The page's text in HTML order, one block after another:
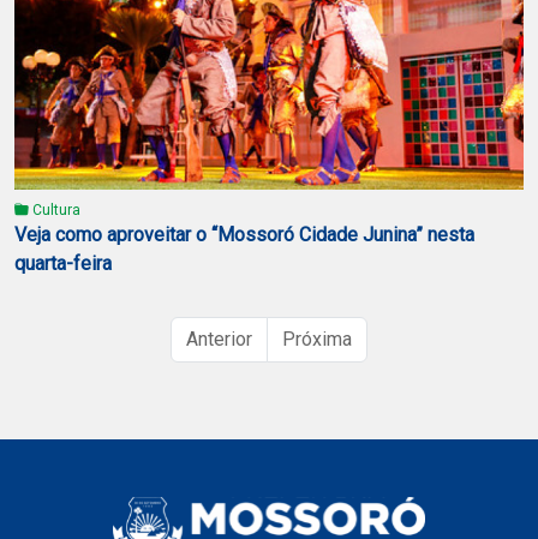
Cultura
Veja como aproveitar o “Mossoró Cidade Junina” nesta
quarta-feira
Anterior Próxima